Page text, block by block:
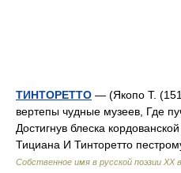
ТИНТОРЕТТО — (Якопо Т.
вертепы чудные музеев, Где
Достигнув блеска
Тициана И Тинторетто
Собственное имя в русской поэзии XX